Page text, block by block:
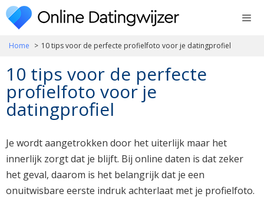
Ga
naar
Home 10 tips voor de perfecte profielfoto voor je datingprofiel
10 tips voor de perfecte
profielfoto voor je
datingprofiel
Je wordt aangetrokken door het uiterlijk maar het
innerlijk zorgt dat je blijft. Bij online daten is dat zeker
het geval, daarom is het belangrijk dat je een
onuitwisbare eerste indruk achterlaat met je profielfoto.